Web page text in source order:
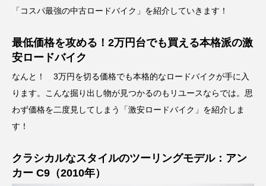
「コスパ最強の中古ロードバイク」を紹介していきます！
最低価格を攻める！2万円台でも買える本格派の激
安ロードバイク
なんと！ 3万円を切る価格でも本格的なロードバイクが手に入
ります。こんな掘り出し物が見つかるのもリユースならでは。思
わず価格を二度見してしまう「激安ロードバイク」を紹介しま
す！
クラシカルなスタイルのツーリングモデル：アン
カー C9（2010年）